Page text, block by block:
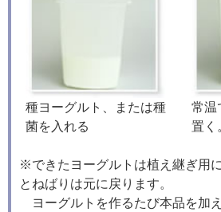
種ヨーグルト、または種
菌を入れる
常温
置く
※できたヨーグルトは植え継ぎ用
とねばりは元に戻ります。
ヨーグルトを作るたび本品を加え